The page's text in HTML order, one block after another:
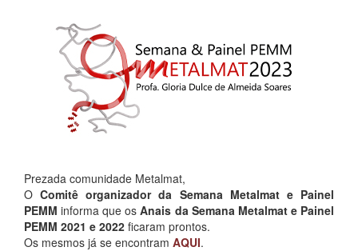
Prezada comunidade Metalmat,
OComitê organizador da Semana Metalmat e Painel
PEMM informa que osAnais da Semana Metalmat e Painel
PEMM 2021 e 2022 ficaram prontos.
Os mesmos já se encontram AQUI.